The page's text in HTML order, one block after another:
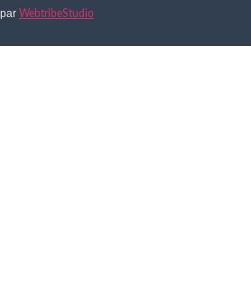
par WebtribeStudio